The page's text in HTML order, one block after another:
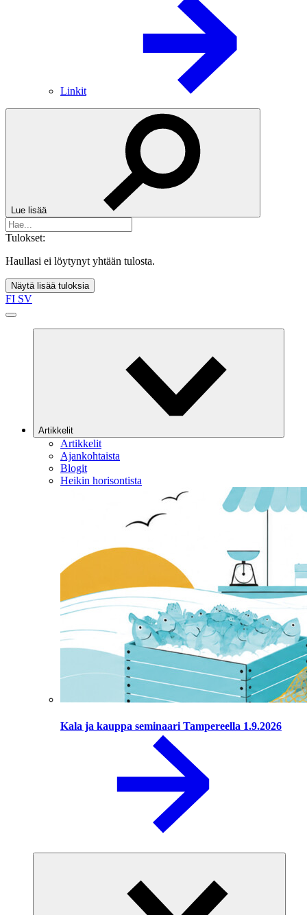
Linkit
Lue lisää
Tulokset:
Haullasi ei löytynyt yhtään tulosta.
Näytä lisää tuloksia
FI SV
Artikkelit
Artikkelit
Ajankohtaista
Blogit
Heikin horisontista
Kala ja kauppa seminaari Tampereella 1.9.2026